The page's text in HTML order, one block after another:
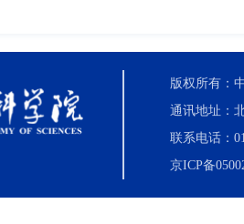
版权所有：
通讯地址：
联系电话：
京ICP备